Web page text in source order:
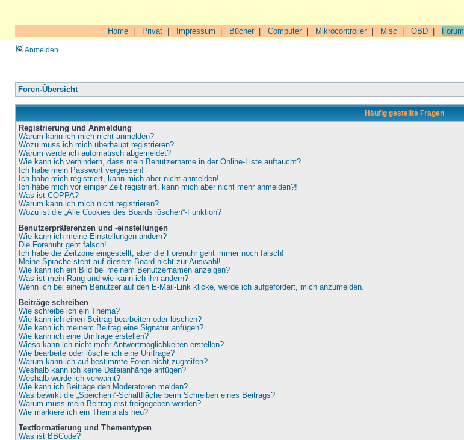
Home Privat Impressum Bücher| Computer| Mikrocontroller| Misc OBD Forum
Anmelden
Foren-Übersicht
Häufig gestellte Fragen
Registrierung und Anmeldung
Warum kann ich mich nicht anmelden?
Wozu muss ich mich überhaupt registrieren?
Warum werde ich automatisch abgemeldet?
Wie kann ich verhindern, dass mein Benutzername in der Online-Liste auftaucht?
Ich habe mein Passwort vergessen!
Ich habe mich registriert, kann mich aber nicht anmelden!
Ich habe mich vor einiger Zeit registriert, kann mich aber nicht mehr anmelden?!
Was ist COPPA?
Warum kann ich mich nicht registrieren?
Wozu ist die „Alle Cookies des Boards löschen“-Funktion?
Benutzerpräferenzen und -einstellungen
Wie kann ich meine Einstellungen ändern?
Die Forenuhr geht falsch!
Ich habe die Zeitzone eingestellt, aber die Forenuhr geht immer noch falsch!
Meine Sprache steht auf diesem Board nicht zur Auswahl!
Wie kann ich ein Bild bei meinem Benutzernamen anzeigen?
Was ist mein Rang und wie kann ich ihn ändern?
Wenn ich bei einem Benutzer auf den E-Mail-Link klicke, werde ich aufgefordert, mich anzumelden.
Beiträge schreiben
Wie schreibe ich ein Thema?
Wie kann ich einen Beitrag bearbeiten oder löschen?
Wie kann ich meinem Beitrag eine Signatur anfügen?
Wie kann ich eine Umfrage erstellen?
Wieso kann ich nicht mehr Antwortmöglichkeiten erstellen?
Wie bearbeite oder lösche ich eine Umfrage?
Warum kann ich auf bestimmte Foren nicht zugreifen?
Weshalb kann ich keine Dateianhänge anfügen?
Weshalb wurde ich verwarnt?
Wie kann ich Beiträge den Moderatoren melden?
Was bewirkt die „Speichern“-Schaltfläche beim Schreiben eines Beitrags?
Warum muss mein Beitrag erst freigegeben werden?
Wie markiere ich ein Thema als neu?
Textformatierung und Thementypen
Was ist BBCode?